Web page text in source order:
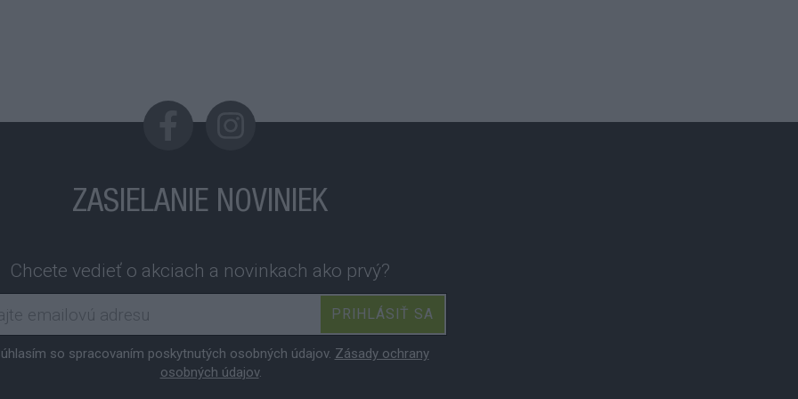
ZASIELANIE NOVINIEK
Chcete vedieť o akciach a novinkach ako prvý?
PRIHLÁSIŤ SA
so spracovaním poskytnutých osobných údajov. Zásady ochrany
osobných údajov.